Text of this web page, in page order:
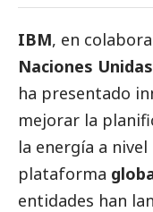
IBM, en
Naciones
ha presentado
mejorar la
la energía a
plataforma
entidades han